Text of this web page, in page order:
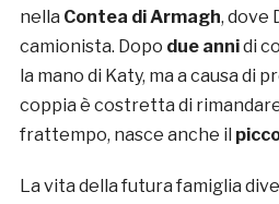
nella Contea di Armagh, dove
camionista. Dopo due annidi
la mano di Katy, ma a causa di
coppia è costretta di rimandare
frattempo, nasce anche il
La vita della futura famiglia